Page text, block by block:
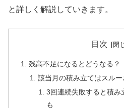
と詳しく解説していきます。
目次
残高不足になるとどうなる？
該当月の積み立てはスルー
3回連続失敗すると積み
も